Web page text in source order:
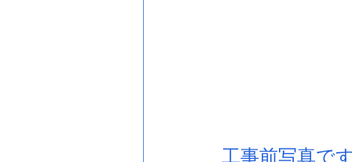
工事前写真で